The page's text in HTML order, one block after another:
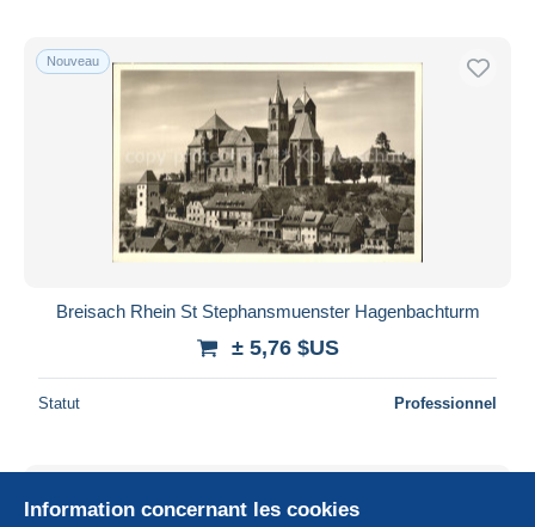
Nouveau
Breisach Rhein St Stephansmuenster Hagenbachturm
± 5,76 $US
Statut Professionnel
Information concernant les cookies